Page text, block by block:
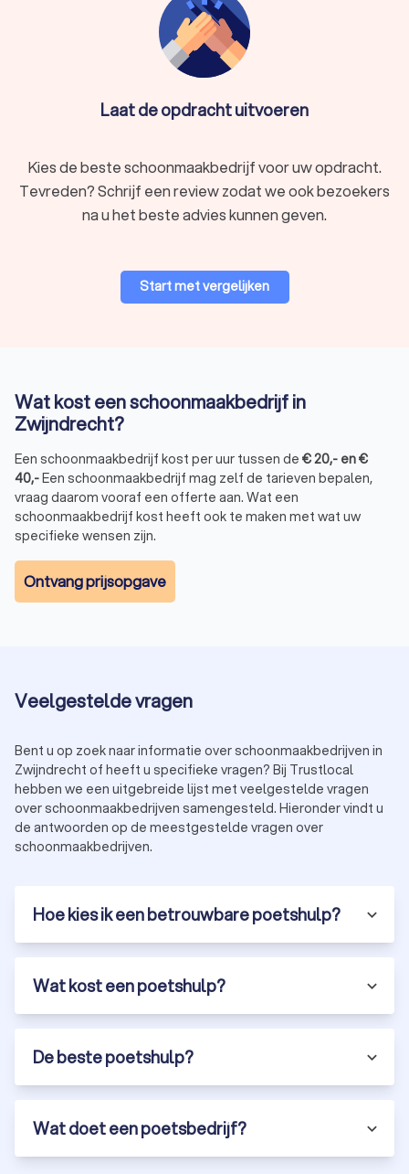
Laat de opdracht uitvoeren
Kies de beste schoonmaakbedrijf voor uw opdracht.
Tevreden? Schrijf een review zodat we ook bezoekers
na u het beste advies kunnen geven.
Start met vergelijken
Wat kost een schoonmaakbedrijf in
Zwijndrecht?
Een schoonmaakbedrijf kost per uur tussen de €20,- en€
40,-Een schoonmaakbedrijf mag zelf de tarieven bepalen,
vraag daarom vooraf een offerte aan. Wat een
schoonmaakbedrijf kost heeft ook te maken met wat uw
specifieke wensen zijn.
Ontvang prijsopgave
Veelgestelde vragen
Bent u op zoek naar informatie over schoonmaakbedrijven in
Zwijndrecht of heeft u specifieke vragen? Bij Trustlocal
hebben we een uitgebreide lijst met veelgestelde vragen
over schoonmaakbedrijven samengesteld. Hieronder vindt u
de antwoorden op de meestgestelde vragen over
schoonmaakbedrijven.
Hoe kies ik een betrouwbare poetshulp?
Wat kost een poetshulp?
De beste poetshulp?
Wat doet een poetsbedrijf?